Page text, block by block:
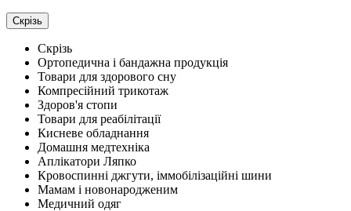
Скрізь
Скрізь
Ортопедична і бандажна продукція
Товари для здорового сну
Компресійний трикотаж
Здоров'я стопи
Товари для реабілітації
Кисневе обладнання
Домашня медтехніка
Аплікатори Ляпко
Кровоспинні джгути, іммобілізаційні шини
Мамам і новонародженим
Медичний одяг